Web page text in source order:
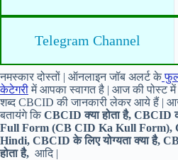
Telegram Channel
नमस्कार दोस्तों | ऑनलाइन जॉब अलर्ट केफुल
केटेगरीमें आपका स्वागत है | आज की पोस्ट
शब्द CBCID की जानकारी लेकर आये हैं |
बतायंगे कि CBCID क्या होता है, CBCID
Full Form (CB CID Ka Kull Form),
Hindi, CBCID के लिए योग्यता क्या है,
होता है, आदि |